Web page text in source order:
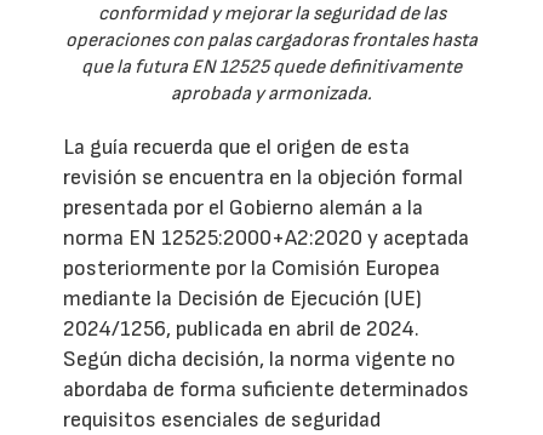
conformidad y mejorar la seguridad de las
operaciones con palas cargadoras frontales hasta
que la futura EN 12525 quede definitivamente
aprobada y armonizada.
La guía recuerda que el origen de esta
revisión se encuentra en la objeción formal
presentada por el Gobierno alemán a la
norma EN 12525:2000+A2:2020 y aceptada
posteriormente por la Comisión Europea
mediante la Decisión de Ejecución (UE)
2024/1256, publicada en abril de 2024.
Según dicha decisión, la norma vigente no
abordaba de forma suficiente determinados
requisitos esenciales de seguridad